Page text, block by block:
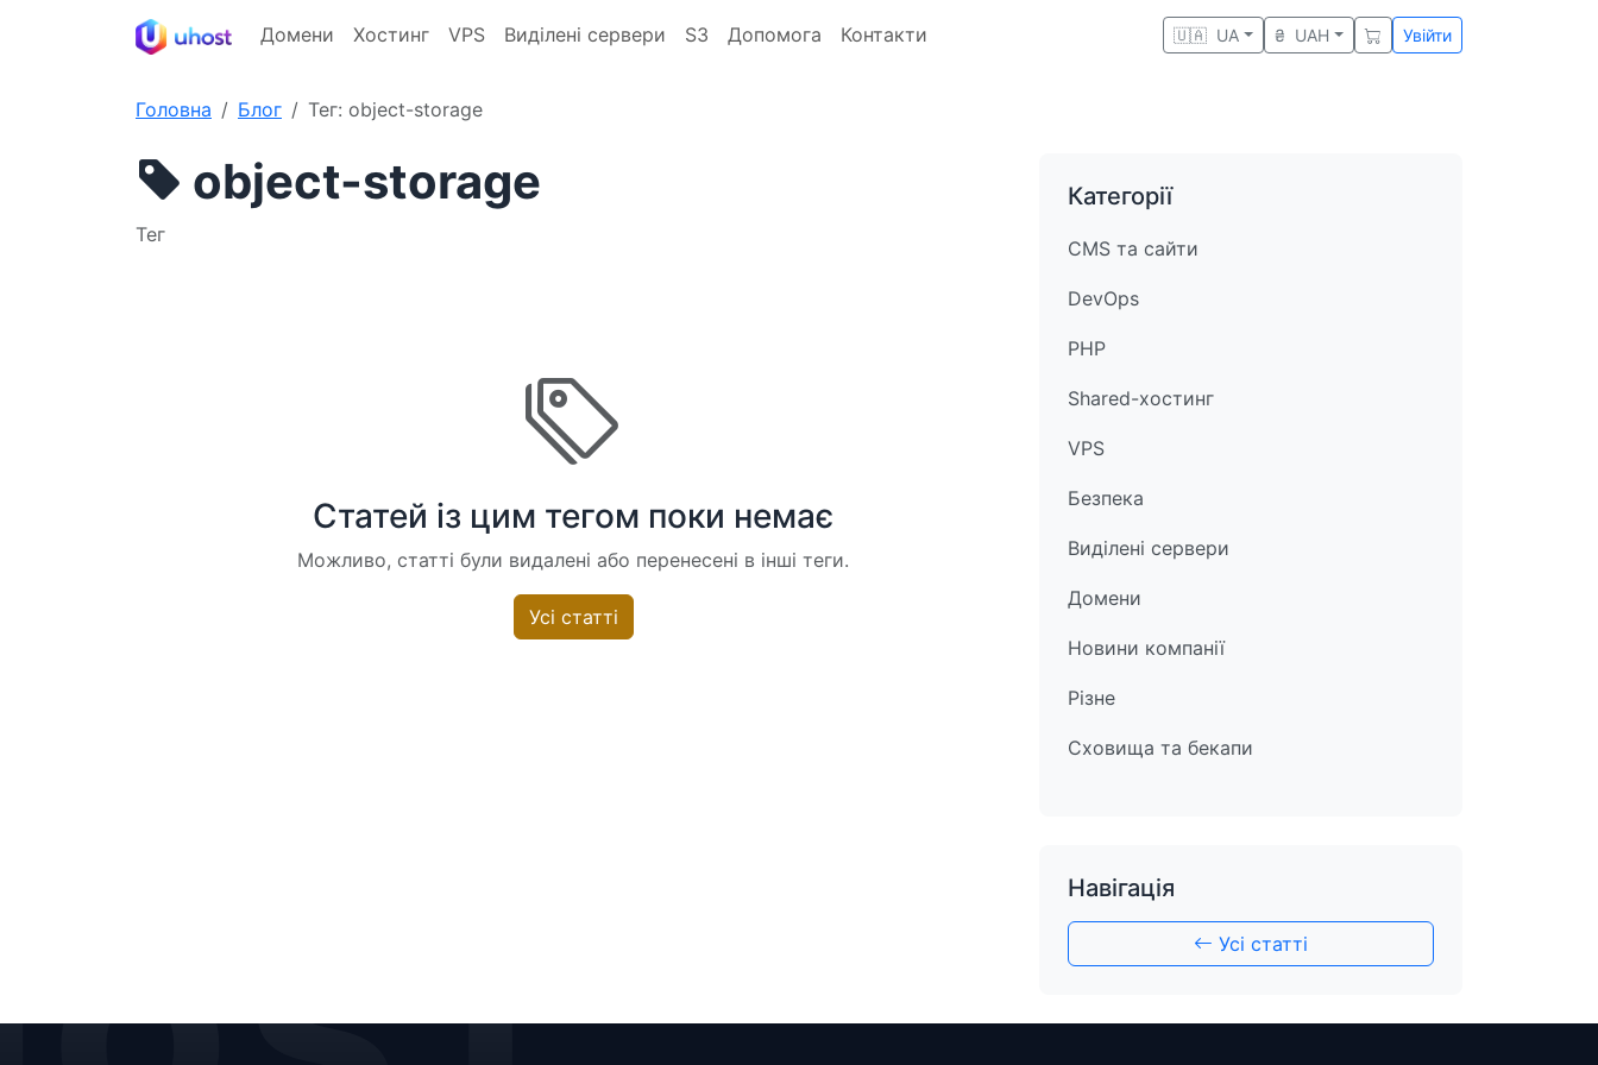
Домени Хостинг VPS Виділені сервери S3 Допомога Контакти 🇺🇦 UA ₴ UAH Увійти
Головна Блог Тег: object-storage
object-storage
Тег
Статей із цим тегом поки немає
Можливо, статті були видалені або перенесені в інші теги.
Усі статті
Категорії
CMS та сайти
DevOps
PHP
Shared-хостинг
VPS
Безпека
Виділені сервери
Домени
Новини компанії
Різне
Сховища та бекапи
Навігація
Усі статті